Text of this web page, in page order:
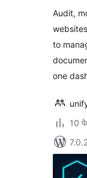
Audit,
to
one
10